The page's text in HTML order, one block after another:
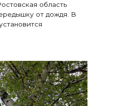
область
от дождя. В